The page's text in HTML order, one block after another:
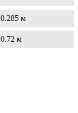
0.285 м
0.72 м